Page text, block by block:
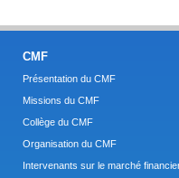
CMF
Présentation du CMF
Missions du CMF
Collège du CMF
Organisation du CMF
Intervenants sur le marché